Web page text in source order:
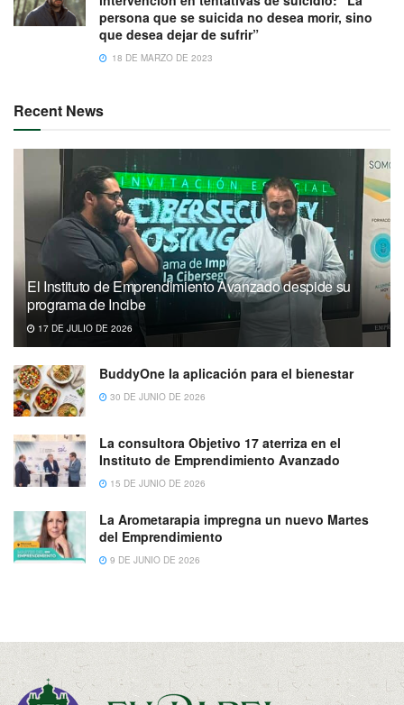
persona que se suicida no desea morir, sino
que desea dejar de sufrir”
18 DE MARZO DE 2023
Recent News
El Instituto de Emprendimiento Avanzado despide su
programa de Incibe
17 DE JULIO DE 2026
BuddyOne la aplicación para el bienestar
30 DE JUNIO DE 2026
La consultora Objetivo 17 aterriza en el
Instituto de Emprendimiento Avanzado
15 DE JUNIO DE 2026
La Arometarapia impregna un nuevo Martes
del Emprendimiento
9 DE JUNIO DE 2026